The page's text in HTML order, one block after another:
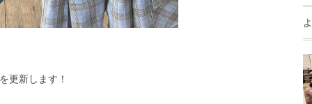
更新します！